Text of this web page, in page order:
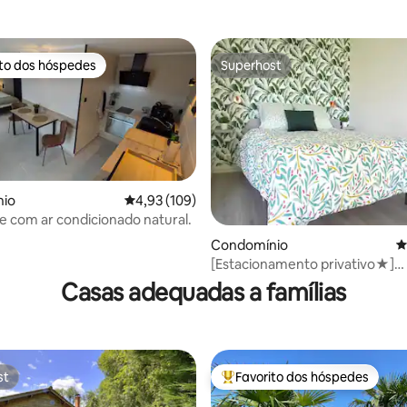
em 5 estrelas, 138avaliações
dos hóspedes mais apreciados
dos hóspedes
Classificação média de 4,93 em 5 estrelas,
4,93 (109)
com ar condicionado natural.
Superhost
Superhost
Condomínio
[Estacionamento privativo★]
Apartamento Le Classik'
Casas adequadas a famílias
Favoritos dos hóspedes mais
Favorito dos hóspedes